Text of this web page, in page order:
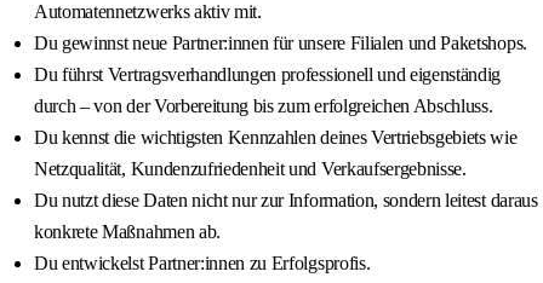
Automatennetzwerks aktiv mit.
Du gewinnst neue Partner:innen für unsere Filialen und Paketshops.
Du führst Vertragsverhandlungen professionell und eigenständig
durch – von der Vorbereitung bis zum erfolgreichen Abschluss.
Du kennst die wichtigsten Kennzahlen deines Vertriebsgebiets wie
Netzqualität, Kundenzufriedenheit und Verkaufsergebnisse.
Du nutzt diese Daten nicht nur zur Information, sondern leitest daraus
konkrete Maßnahmen ab.
Du entwickelst Partner:innen zu Erfolgsprofis.